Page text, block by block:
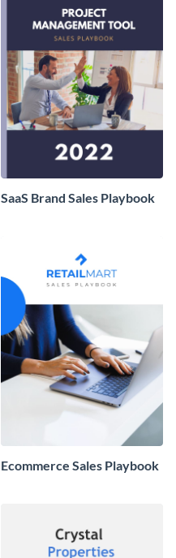
SaaS Brand Sales Playbook
Ecommerce Sales Playbook